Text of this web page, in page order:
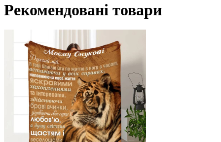
Рекомендовані товари